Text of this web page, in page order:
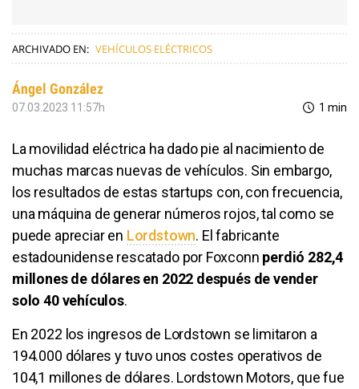
ARCHIVADO EN: VEHÍCULOS ELÉCTRICOS
Ángel González
07.03.2023 11:57h 1 min
La movilidad eléctrica ha dado pie al nacimiento de
muchas marcas nuevas de vehículos. Sin embargo,
los resultados de estas startups con, con frecuencia,
una máquina de generar números rojos, tal como se
puede apreciar en Lordstown. El fabricante
estadounidense rescatado por Foxconn perdió 282,4
millones de dólares en 2022 después de vender
solo 40 vehículos.
En 2022 los ingresos de Lordstown se limitaron a
194.000 dólares y tuvo unos costes operativos de
104,1 millones de dólares. Lordstown Motors, que fue